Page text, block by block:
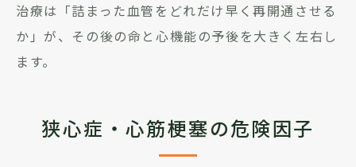
治療は「詰まった血管をどれだけ早く再開通させる
か」が、その後の命と心機能の予後を大きく左右し
ます。
狭心症・心筋梗塞の危険因子